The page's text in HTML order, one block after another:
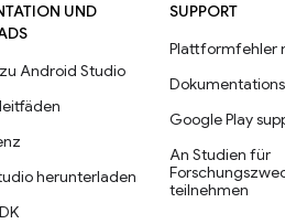
UND
Android Studio
herunterladen
SUPPORT
Plattformfehler
Google Play
An Studien für
teilnehmen